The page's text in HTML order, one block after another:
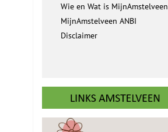
Wie en Wat is MijnAmstelveen
MijnAmstelveen ANBI
Disclaimer